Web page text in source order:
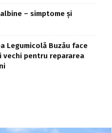
– simptome și
Legumicolă Buzău face
vechi pentru repararea